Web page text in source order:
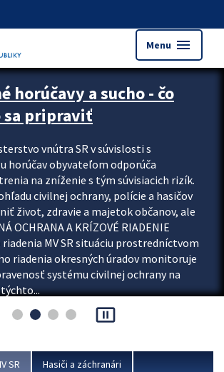
Menu menu
upútavok
horúčavy a sucho - čo
sa pripraviť
vnútra SR v súvislosti s
horúčav obyvateľom odporúča
na zníženie s tým súvisiacich rizík.
civilnej ochrany, polície a hasičov
život, zdravie a majetok občanov, ale
OCHRANA A KRÍZOVÉ RIADENIE
MV SR situáciu prostredníctvom
riadenia okresných úradov monitoruje
systému civilnej ochrany na
pause_presentation
SR Hasiči a záchranári